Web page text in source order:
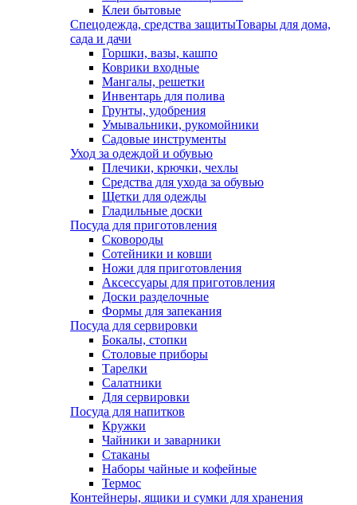
Клеи бытовые
Спецодежда, средства защитыТовары для дома,
сада и дачи
Горшки, вазы, кашпо
Коврики входные
Мангалы, решетки
Инвентарь для полива
Грунты, удобрения
Умывальники, рукомойники
Садовые инструменты
Уход за одеждой и обувью
Плечики, крючки, чехлы
Средства для ухода за обувью
Щетки для одежды
Гладильные доски
Посуда для приготовления
Сковороды
Сотейники и ковши
Ножи для приготовления
Аксессуары для приготовления
Доски разделочные
Формы для запекания
Посуда для сервировки
Бокалы, стопки
Столовые приборы
Тарелки
Салатники
Для сервировки
Посуда для напитков
Кружки
Чайники и заварники
Стаканы
Наборы чайные и кофейные
Термос
Контейнеры, ящики и сумки для хранения